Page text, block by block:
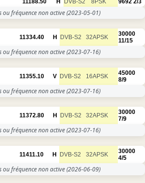
11188.50 H DVB-S2 8PSK 9692 2/3
ou fréquence non active(2023-05-01)
11334.40 H DVB-S2 32APSK
30000
11/15
ou fréquence non active(2023-07-16)
11355.10 V DVB-S2 16APSK
45000
8/9
ou fréquence non active(2023-07-16)
11372.80 H DVB-S2 32APSK
30000
7/9
ou fréquence non active(2023-07-16)
11411.10 H DVB-S2 32APSK
30000
4/5
ou fréquence non active(2026-06-09)